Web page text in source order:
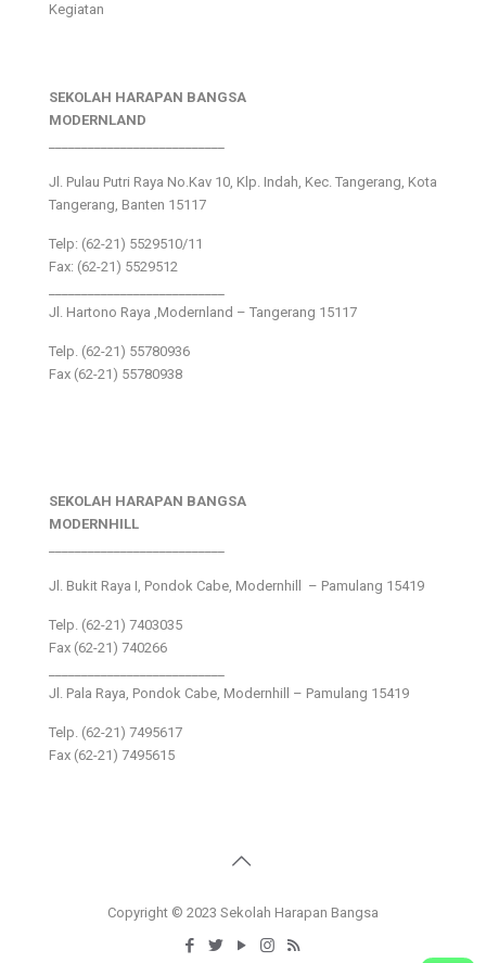
Kegiatan
SEKOLAH HARAPAN BANGSA
MODERNLAND
Jl. Pulau Putri Raya No.Kav 10, Klp. Indah, Kec. Tangerang, Kota
Tangerang, Banten 15117
Telp: (62-21) 5529510/11
Fax: (62-21) 5529512
Jl. Hartono Raya ,Modernland – Tangerang 15117
Telp. (62-21) 55780936
Fax (62-21) 55780938
SEKOLAH HARAPAN BANGSA
MODERNHILL
Jl. Bukit Raya I, Pondok Cabe, Modernhill – Pamulang 15419
Telp. (62-21) 7403035
Fax (62-21) 740266
Jl. Pala Raya, Pondok Cabe, Modernhill – Pamulang 15419
Telp. (62-21) 7495617
Fax (62-21) 7495615
Copyright © 2023 Sekolah Harapan Bangsa